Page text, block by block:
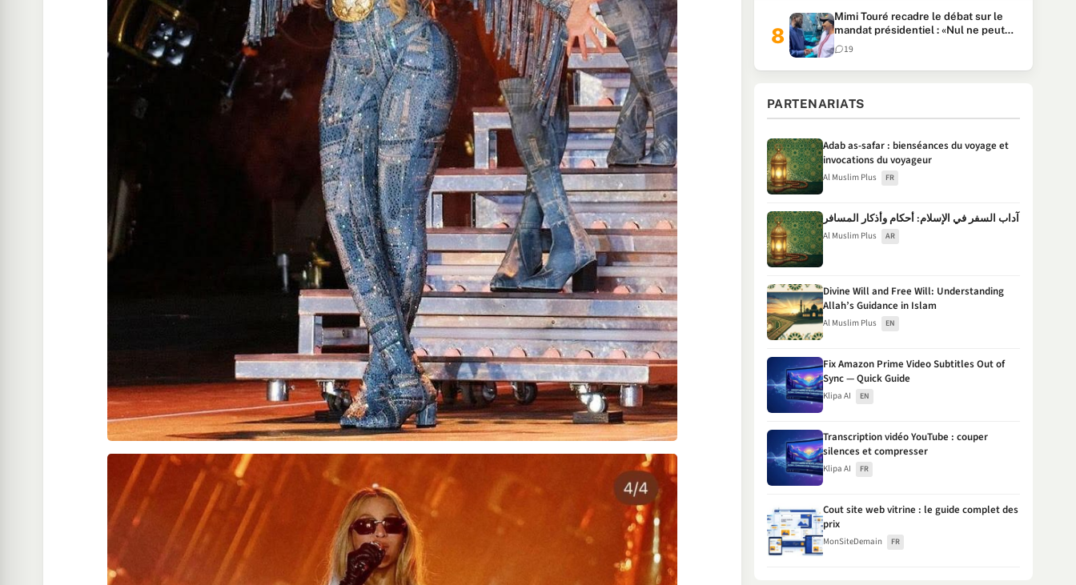
Mimi Touré recadre le débat sur le
mandat présidentiel : «Nul ne peut
faire plus de deux mandats
consécutifs de 5 ans»
19
PARTENARIATS
Adab as-safar : bienséances du voyage et
invocations du voyageur
Al Muslim Plus FR
آداب السفر في الإسلام: أحكام وأذكار المسافر
Al Muslim Plus AR
Divine Will and Free Will: Understanding
Allah’s Guidance in Islam
Al Muslim Plus EN
Fix Amazon Prime Video Subtitles Out of
Sync — Quick Guide
Klipa AI EN
Transcription vidéo YouTube : couper
silences et compresser
Klipa AI FR
Cout site web vitrine : le guide complet des
prix
MonSiteDemain FR